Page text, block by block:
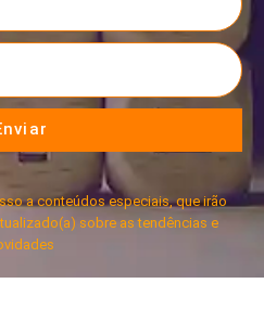
a conteúdos especiais, que irão
sobre as tendências e